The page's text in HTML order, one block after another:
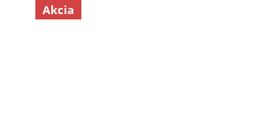
Akcia